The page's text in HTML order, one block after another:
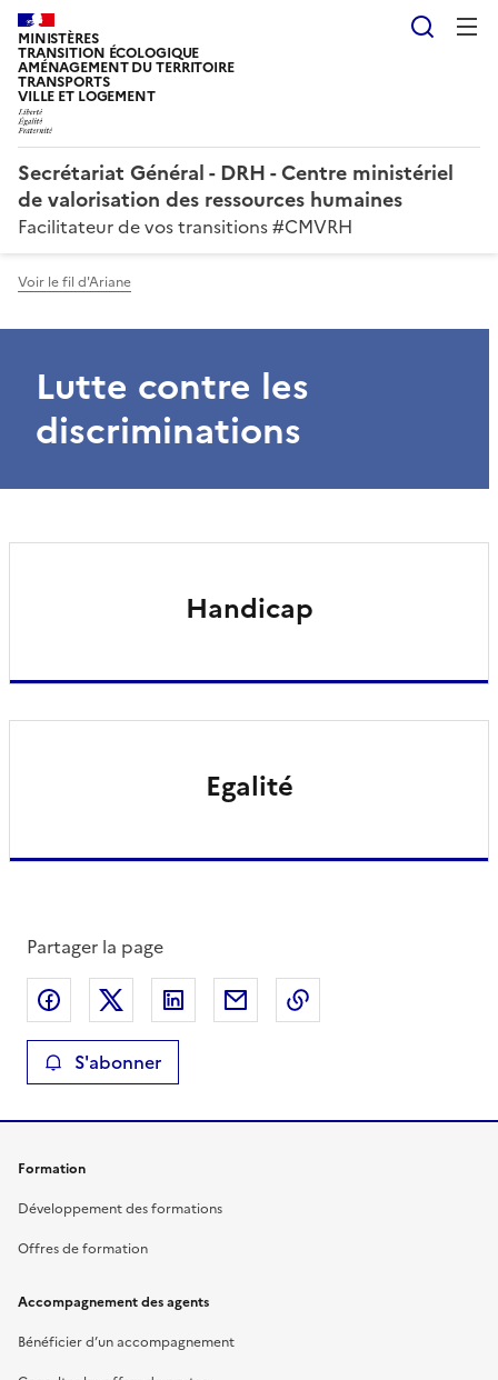
MINISTÈRES
TRANSITION ÉCOLOGIQUE
AMÉNAGEMENT DU TERRITOIRE
TRANSPORTS
VILLE ET LOGEMENT
Secrétariat Général - DRH - Centre ministériel
de valorisation des ressources humaines
Facilitateur de vos transitions #CMVRH
Voir le fil d'Ariane
Lutte contre les
discriminations
Handicap
Egalité
Partager la page
Partager sur Facebook
Partager sur XPartager sur LinkedIn
Partager par email
S'abonner
Formation
Développement des formations
Offres de formation
Accompagnement des agents
Bénéficier d’un accompagnement